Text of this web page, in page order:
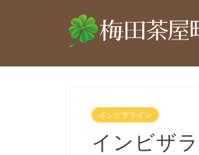
インビザライン
インビザ